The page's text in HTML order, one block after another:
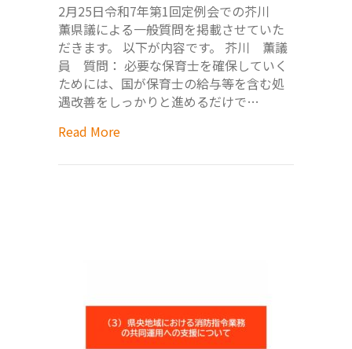
2月25日令和7年第1回定例会での芥川
薫県議による一般質問を掲載させていた
だきます。 以下が内容です。 芥川 薫議
員 質問： 必要な保育士を確保していく
ためには、国が保育士の給与等を含む処
遇改善をしっかりと進めるだけで…
Read More